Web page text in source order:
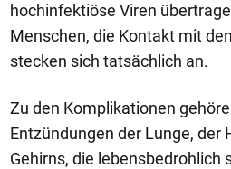
hochinfektiöse Viren
Menschen, die Kontakt mit
stecken sich tatsächlich an.
Zu den Komplikationen
Entzündungen der Lunge, der
Gehirns, die lebensbedrohlich